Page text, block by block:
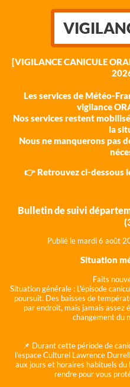
[VIGILANCE CANICULE
Les services de Météo-
vigilance
Nos services restent
la
Nous ne manquerons pas
👉 Retrouvez ci-dessous
Bulletin de suivi
Publié le mardi 6 août
Situation
Faits
Situation générale : L'épisode
poursuit. Des baisses de
par endroit, mais jamais assez
changement du
📌 Durant cette période de
l'espace Culturel Lawrence
aux jours et horaires habituels du
rendre pour vous